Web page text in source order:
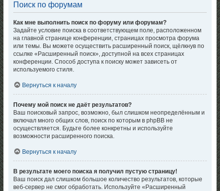
Поиск по форумам
Как мне выполнить поиск по форуму или форумам?
Задайте условие поиска в соответствующем поле, расположенном
на главной странице конференции, страницах просмотра форума
или темы. Вы можете осуществить расширенный поиск, щёлкнув по
ссылке «Расширенный поиск», доступной на всех страницах
конференции. Способ доступа к поиску может зависеть от
используемого стиля.
Вернуться к началу
Почему мой поиск не даёт результатов?
Ваш поисковый запрос, возможно, был слишком неопределённым и
включал много общих слов, поиск по которым в phpBB не
осуществляется. Будьте более конкретны и используйте
возможности расширенного поиска.
Вернуться к началу
В результате моего поиска я получил пустую страницу!
Ваш поиск дал слишком большое количество результатов, которые
веб-сервер не смог обработать. Используйте «Расширенный